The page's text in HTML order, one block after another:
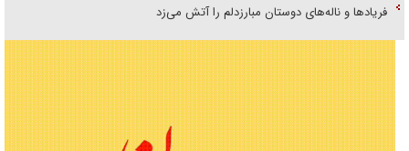
فریاد‌ها و ناله‌های دوستان مبارزدلم را آتش می‌زد